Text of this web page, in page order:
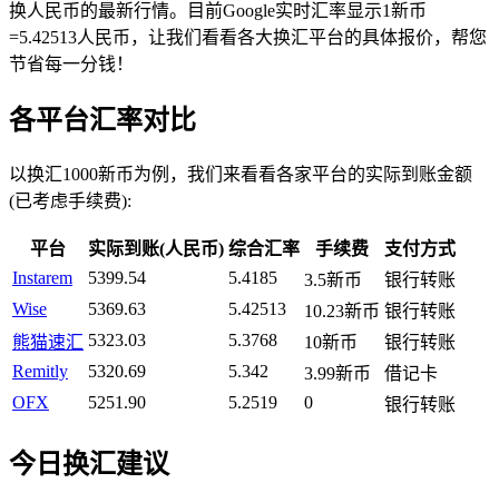
换人民币的最新行情。目前Google实时汇率显示1新币
=5.42513人民币，让我们看看各大换汇平台的具体报价，帮您
节省每一分钱！
各平台汇率对比
以换汇1000新币为例，我们来看看各家平台的实际到账金额
(已考虑手续费):
平台 实际到账(人民币) 综合汇率 手续费
支付方式
Instarem
5399.54 5.4185 3.5新币
银行转账
Wise
5369.63 5.42513 10.23新币 银行转账
熊猫速汇 5323.03 5.3768 10新币
银行转账
Remitly
5320.69 5.342 3.99新币
借记卡
OFX
5251.90 5.2519 0 银行转账
今日换汇建议